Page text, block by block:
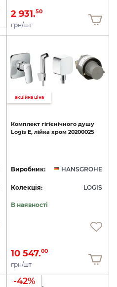
2 931.50
грн/шт
акційна ціна
Комплект гігієнічного душу
Logis E, лійка хром 20200025
Виробник: HANSGROHE
Колекція: LOGIS
В наявності
10 547.00
грн/шт
-42%